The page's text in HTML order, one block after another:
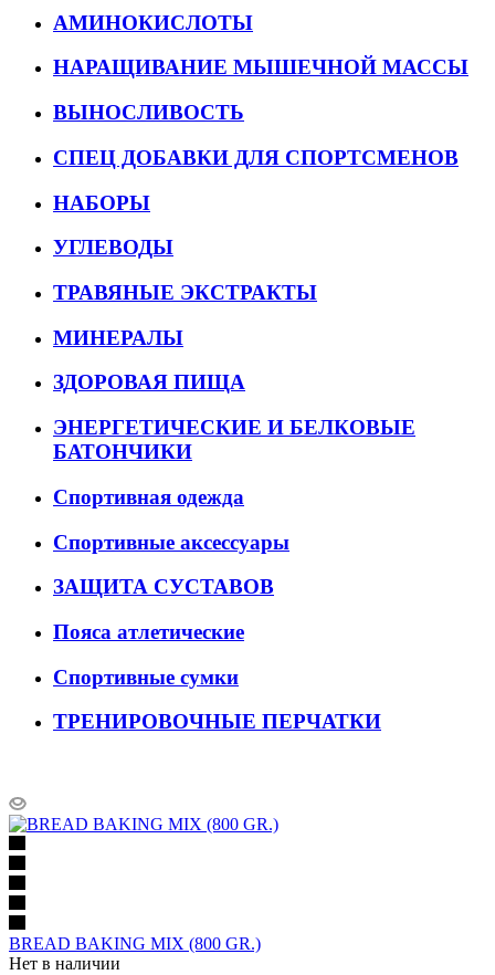
АМИНОКИСЛОТЫ
НАРАЩИВАНИЕ МЫШЕЧНОЙ МАССЫ
ВЫНОСЛИВОСТЬ
СПЕЦ ДОБАВКИ ДЛЯ СПОРТСМЕНОВ
НАБОРЫ
УГЛЕВОДЫ
ТРАВЯНЫЕ ЭКСТРАКТЫ
МИНЕРАЛЫ
ЗДОРОВАЯ ПИЩА
ЭНЕРГЕТИЧЕСКИЕ И БЕЛКОВЫЕ
БАТОНЧИКИ
Спортивная одежда
Спортивные аксессуары
ЗАЩИТА СУСТАВОВ
Пояса атлетические
Спортивные сумки
ТРЕНИРОВОЧНЫЕ ПЕРЧАТКИ
BREAD BAKING MIX (800 GR.)
Нет в наличии